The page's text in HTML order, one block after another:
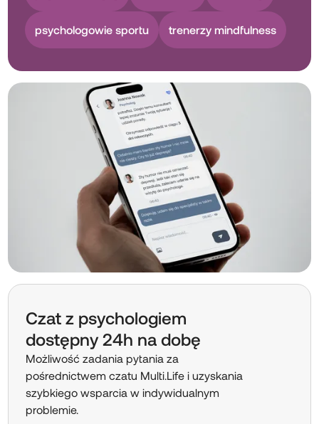
psychologowie sportu trenerzy mindfulness
Czat z psychologiem
dostępny 24h na dobę
Możliwość zadania pytania za
pośrednictwem czatu Multi.Life i uzyskania
szybkiego wsparcia w indywidualnym
problemie.